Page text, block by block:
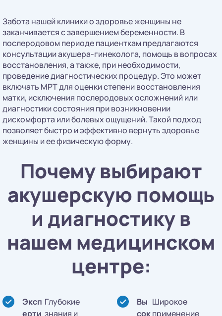
Забота нашей клиники о здоровье женщины не
заканчивается с завершением беременности. В
послеродовом периоде пациенткам предлагаются
консультации акушера-гинеколога, помощь в вопросах
восстановления, а также, при необходимости,
проведение диагностических процедур. Это может
включать МРТ для оценки степени восстановления
матки, исключения послеродовых осложнений или
диагностики состояния при возникновении
дискомфорта или болевых ощущений. Такой подход
позволяет быстро и эффективно вернуть здоровье
женщины и ее физическую форму.
Почему выбирают
акушерскую помощь
и диагностику в
нашем медицинском
центре:
Эксп
ерти
Глубокие
знания и
Вы
сок
Широкое
применение